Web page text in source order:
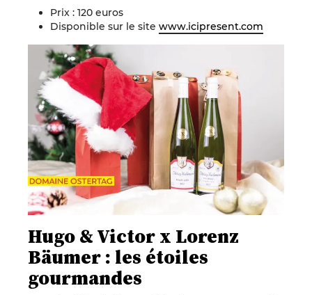
Prix : 120 euros
Disponible sur le site www.icipresent.com
Hugo & Victor x Lorenz
Bäumer : les étoiles
gourmandes